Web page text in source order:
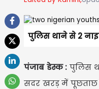
पुलिस थाने से 2
पंजाब डेस्क : पुलिस
सदर खरड़ में पूछताछ